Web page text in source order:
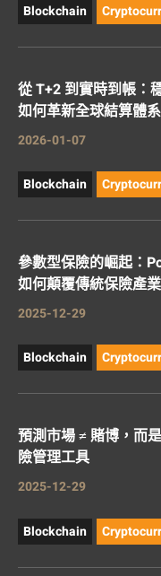
Blockchain
從 T+2 到實時到帳：
如何革新全球結算體系
2026-01-07
Blockchain
參數型保險的崛起：
如何顛覆傳統保險產業
2025-12-29
Blockchain
預測市場 ≠ 賭博，而
險管理工具
2025-12-29
Blockchain